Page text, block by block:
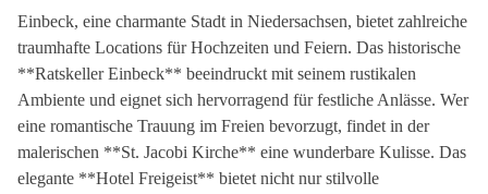
Einbeck, eine charmante Stadt in Niedersachsen, bietet zahlreiche
traumhafte Locations für Hochzeiten und Feiern. Das historische
**Ratskeller Einbeck** beeindruckt mit seinem rustikalen
Ambiente und eignet sich hervorragend für festliche Anlässe. Wer
eine romantische Trauung im Freien bevorzugt, findet in der
malerischen **St. Jacobi Kirche** eine wunderbare Kulisse. Das
elegante **Hotel Freigeist** bietet nicht nur stilvolle